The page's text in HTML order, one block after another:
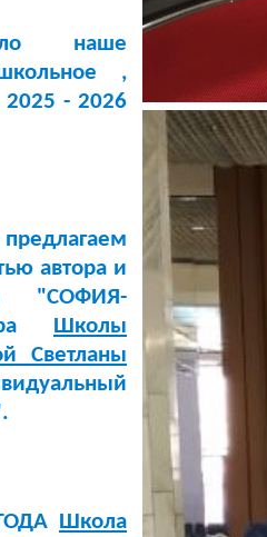
наше
,
2025 - 2026
автора и
"СОФИЯ-
Школы
Светланы
Школа